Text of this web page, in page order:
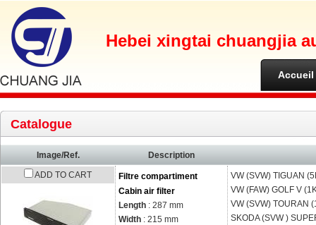
Hebei xingtai chuangjia
Accueil
Catalogue
Image/Ref.
Description
ADD TO CART
Filtre compartiment
Cabin air filter
Length : 287 mm
Width : 215 mm
VW (SVW) TIGUAN
VW (FAW) GOLF V
VW (SVW) TOURAN
SKODA (SVW )